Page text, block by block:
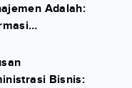
Adalah:
Bisnis: